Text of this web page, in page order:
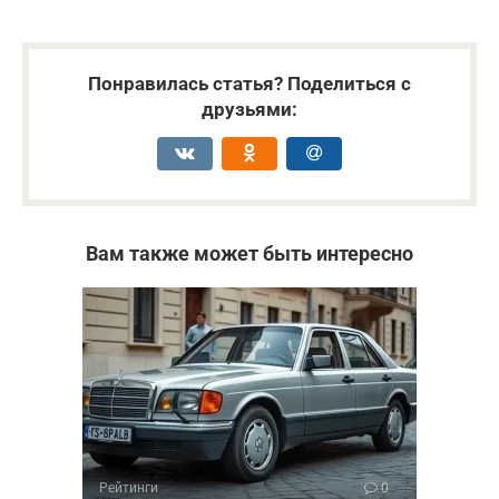
Понравилась статья? Поделиться с
друзьями:
Вам также может быть интересно
Рейтинги 0